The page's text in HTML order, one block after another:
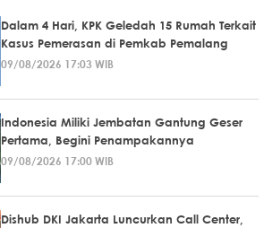
Dalam 4 Hari, KPK Geledah 15 Rumah Terkait
Kasus Pemerasan di Pemkab Pemalang
09/08/2026 17:03 WIB
Indonesia Miliki Jembatan Gantung Geser
Pertama, Begini Penampakannya
09/08/2026 17:00 WIB
Dishub DKI Jakarta Luncurkan Call Center,